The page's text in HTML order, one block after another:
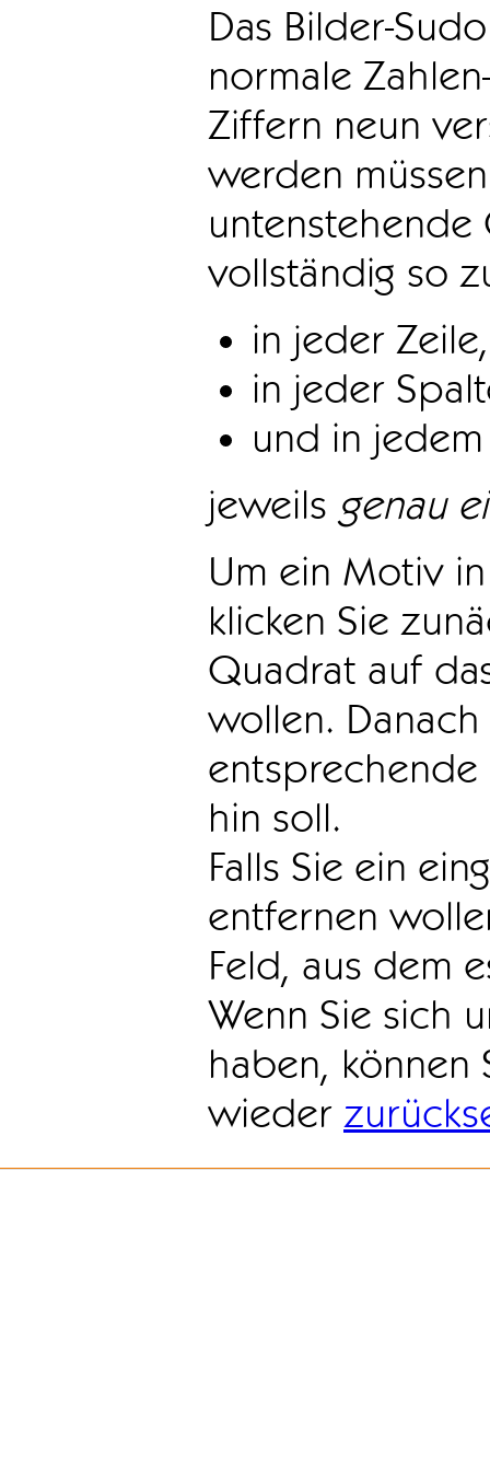
Das Bilder-
normale
Ziffern neun
werden
vollständig so
in jeder Zeile,
in jeder
und in
jeweils genau
Um ein Motiv
klicken Sie
Quadrat auf
wollen.
hin soll.
Falls Sie ein
entfernen
Feld, aus dem
Wenn Sie sich
haben, können
wieder